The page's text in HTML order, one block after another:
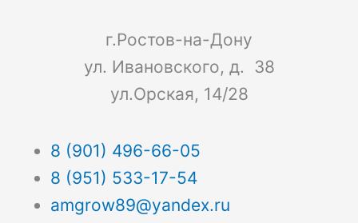
г.Ростов-на-Дону
ул. Ивановского, д. 38
ул.Орская, 14/28
8 (901) 496-66-05
8 (951) 533-17-54
amgrow89@yandex.ru